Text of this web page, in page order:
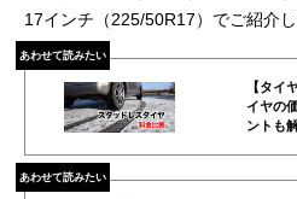
17インチ（225/50R17）でご紹介し
あわせて読みたい
【タイ
イヤの
ントも
あわせて読みたい